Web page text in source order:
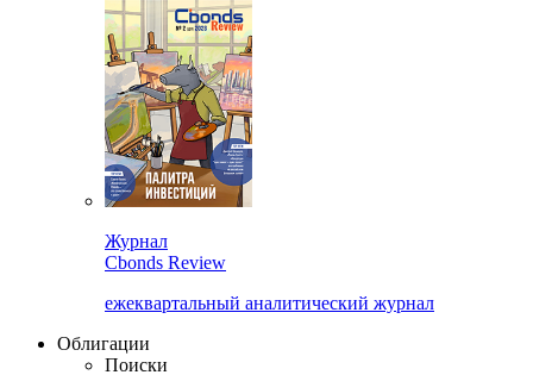
Журнал
Cbonds Review
ежеквартальный аналитический журнал
Облигации
Поиски